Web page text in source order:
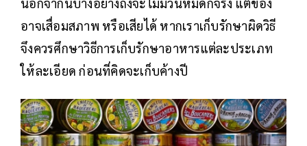
นอกจากนี้บางอย่างถึงจะไม่มีวันหมดก็จริง แต่ของ
อาจเสื่อมสภาพ หรือเสียได้ หากเราเก็บรักษาผิดวิธี
จึงควรศึกษาวิธีการเก็บรักษาอาหารแต่ละประเภท
ให้ละเอียด ก่อนที่คิดจะเก็บค้างปี